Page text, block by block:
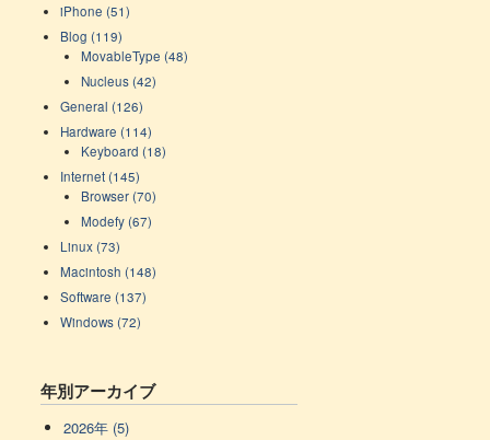
iPhone (51)
Blog (119)
MovableType (48)
Nucleus (42)
General (126)
Hardware (114)
Keyboard (18)
Internet (145)
Browser (70)
Modefy (67)
Linux (73)
Macintosh (148)
Software (137)
Windows (72)
年別アーカイブ
2026年 (5)